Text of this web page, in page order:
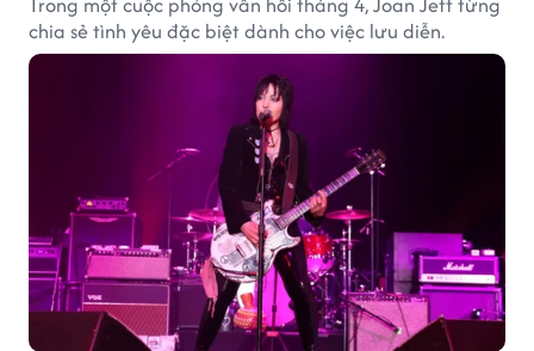
chia sẻ tình yêu đặc biệt dành cho việc lưu diễn.